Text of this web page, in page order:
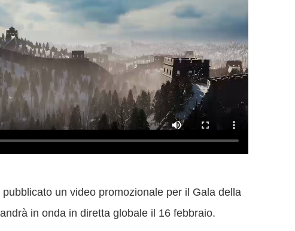
un video promozionale per il Gala della
in onda in diretta globale il 16 febbraio.